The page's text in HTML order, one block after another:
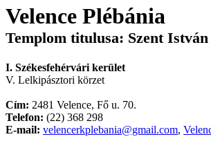
Velence Plébánia
Templom titulusa: Szent
I. Székesfehérvári kerület
V. Lelkipásztori körzet
Cím: 2481 Velence, Fő u. 70.
Telefon: (22) 368 298
E-mail: velencerkplebania@gmail.com,